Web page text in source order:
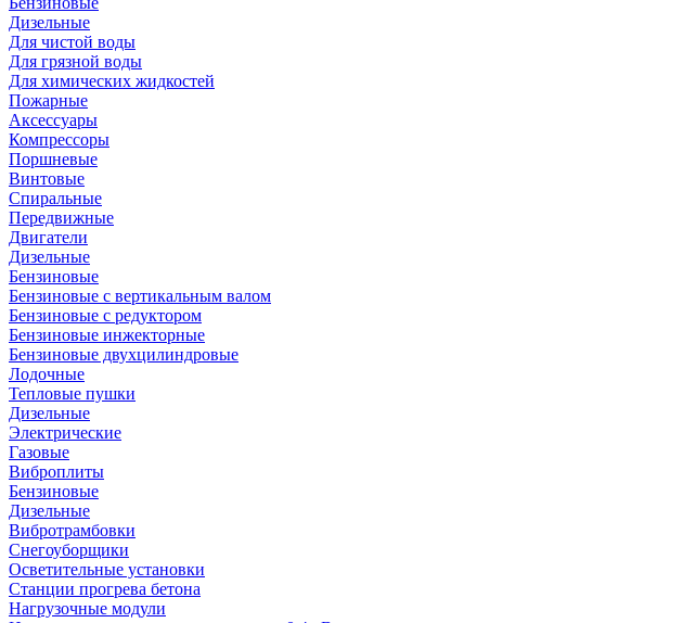
Дизельные
Для чистой воды
Для грязной воды
Для химических жидкостей
Пожарные
Аксессуары
Компрессоры
Поршневые
Винтовые
Спиральные
Передвижные
Двигатели
Дизельные
Бензиновые
Бензиновые с вертикальным валом
Бензиновые с редуктором
Бензиновые инжекторные
Бензиновые двухцилиндровые
Лодочные
Тепловые пушки
Дизельные
Электрические
Газовые
Виброплиты
Бензиновые
Дизельные
Вибротрамбовки
Снегоуборщики
Осветительные установки
Станции прогрева бетона
Нагрузочные модули